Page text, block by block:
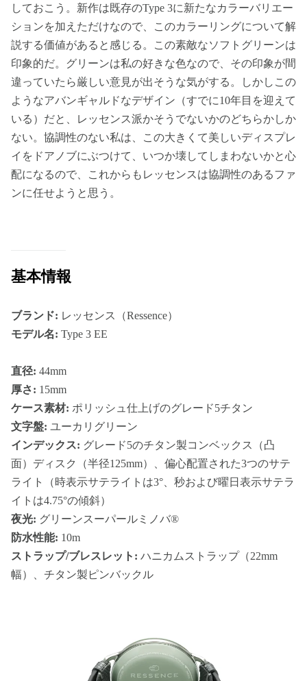
しておこう。新作は既存のType 3に新たなカラーバリエー
ションを加えただけなので、このカラーリングについて解
説する価値があると感じる。この素敵なソフトグリーンは
印象的だ。グリーンは私の好きな色なので、その印象が間
違っていたら厳しい意見が出そうな気がする。しかしこの
ようなアバンギャルドなデザイン（すでに10年目を迎えて
いる）だと、レッセンス派かそうでないかのどちらかしか
ない。協調性のない私は、この大きくて美しいディスプレ
イをドアノブにぶつけて、いつか壊してしまわないかと心
配になるので、これからもレッセンスは協調性のあるファ
ンに任せようと思う。
基本情報
ブランド: レッセンス（Ressence）
モデル名: Type 3 EE
直径: 44mm
厚さ: 15mm
ケース素材: ポリッシュ仕上げのグレード5チタン
文字盤: ユーカリグリーン
インデックス: グレード5のチタン製コンベックス（凸
面）ディスク（半径125mm）、偏心配置された3つのサテ
ライト（時表示サテライトは3°、秒および曜日表示サテラ
イトは4.75°の傾斜）
夜光: グリーンスーパールミノバ®
防水性能: 10m
ストラップ/ブレスレット: ハニカムストラップ（22mm
幅）、チタン製ピンバックル